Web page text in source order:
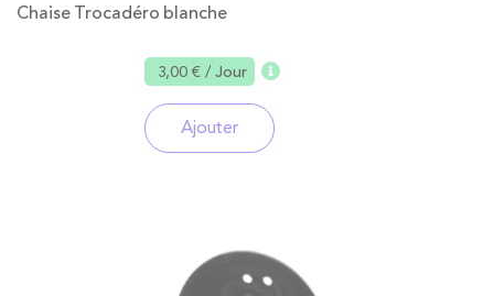
Chaise Trocadéro blanche
3,00 €/ Jour
Ajouter